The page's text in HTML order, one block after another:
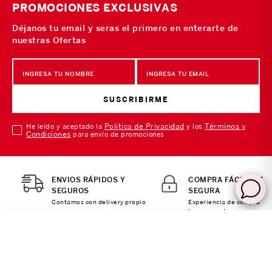
PROMOCIONES EXCLUSIVAS
Déjanos tu email y seras el primero en enterarte de
nuestras Ofertas
SUSCRIBIRME
He leído y aceptado la Política de Privacidad y losTérminos y
Condiciones para envío de promociones
ENVIOS RÁPIDOS Y
SEGUROS
Contamos con delivery propio
COMPRA FÁCIL Y
SEGURA
Experiencia de compra
transparente